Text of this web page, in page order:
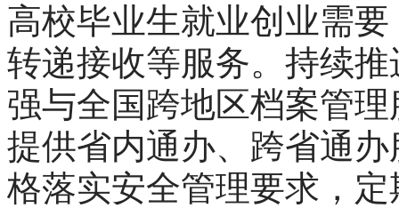
高校毕业生就业创业需
转递接收等服务。持续
强与全国跨地区档案管
提供省内通办、跨省通
格落实安全管理要求，